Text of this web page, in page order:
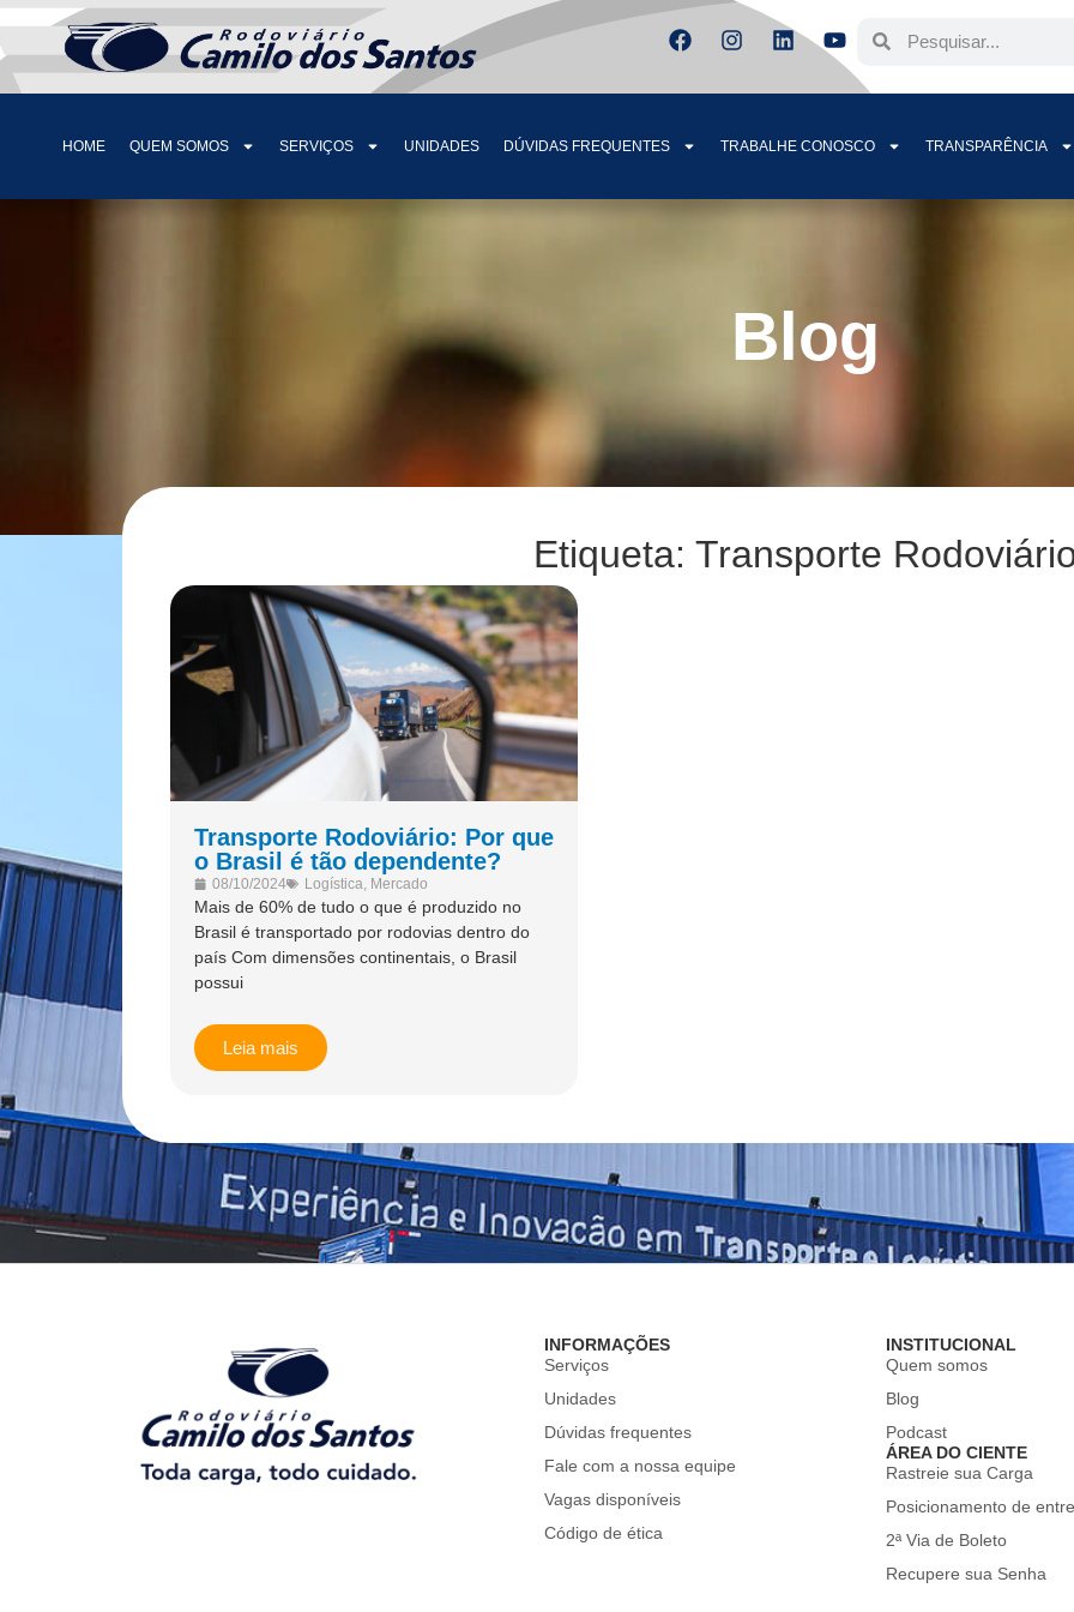
HOME QUEM SOMOS SERVIÇOS UNIDADES DÚVIDAS FREQUENTES TRABALHE CONOSCO TRANSPARÊNCIA
Blog
Etiqueta: Transporte
Transporte Rodoviário: Por que
o Brasil é tão dependente?
08/10/2024 Logística, Mercado
Mais de 60% de tudo o que é produzido no
Brasil é transportado por rodovias dentro do
país Com dimensões continentais, o Brasil
possui
Leia mais
INFORMAÇÕES
Serviços
Unidades
Dúvidas frequentes
Fale com a nossa equipe
Vagas disponíveis
Código de ética
INSTITUCIONAL
Quem somos
Blog
Podcast
ÁREA DO CIENTE
Rastreie sua Carga
Posicionamento de
2ª Via de Boleto
Recupere sua Senha